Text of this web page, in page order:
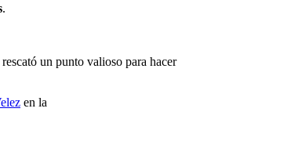
.
un punto valioso para hacer
en la